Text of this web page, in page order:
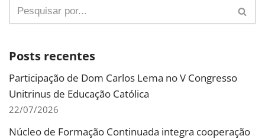
Posts recentes
Participação de Dom Carlos Lema no V Congresso
Unitrinus de Educação Católica
22/07/2026
Núcleo de Formação Continuada integra cooperação